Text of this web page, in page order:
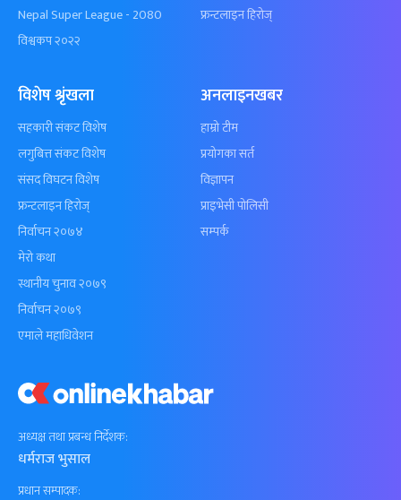
अध्यक्ष तथा प्रबन्ध निर्देशक:
धर्मराज भुसाल
प्रधान सम्पादक:
Nepal Super League - 2080
विश्वकप २०२२
फ्रन्टलाइन हिरोज्
विशेष श्रृंखला
सहकारी संकट विशेष
लगुबित्त संकट विशेष
संसद विघटन विशेष
फ्रन्टलाइन हिरोज्
निर्वाचन २०७४
मेरो कथा
स्थानीय चुनाव २०७९
निर्वाचन २०७९
एमाले महाधिवेशन
अनलाइनखबर
हाम्रो टीम
प्रयोगका सर्त
विज्ञापन
प्राइभेसी पोलिसी
सम्पर्क